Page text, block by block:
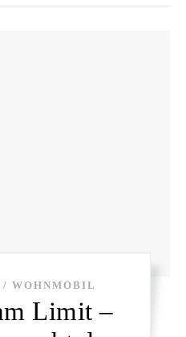
/ WOHNMOBIL
Limit –